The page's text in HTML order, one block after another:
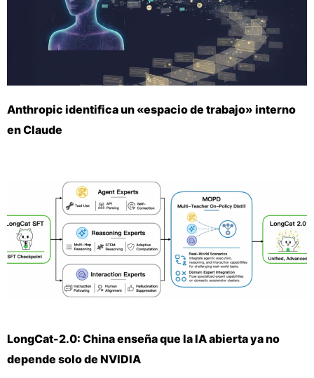
Anthropic identifica un «espacio de trabajo» interno
en Claude
LongCat-2.0: China enseña que la IA abierta ya no
depende solo de NVIDIA